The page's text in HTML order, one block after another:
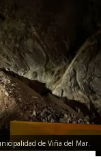
de Viña del Mar.